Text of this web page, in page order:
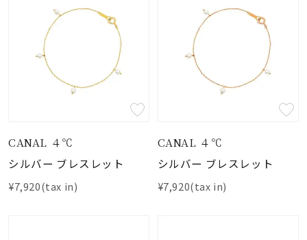
CANAL ４℃
シルバー ブレスレット
¥7,920(tax in)
CANAL ４℃
シルバー ブレスレット
¥7,920(tax in)